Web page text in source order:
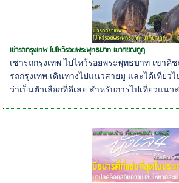
เช่ารถกรุงเทพ ไปไหว้รอยพระพุทธบาท เขาคิชฌกูฏ
เช่ารถกรุงเทพ ไปไหว้รอยพระพุทธบาท เขา
รถกรุงเทพ เดินทางไปแนวสายมู และได้เที่ยว
ว่าเป็นตัวเลือกที่ดีเลย สำหรับการไปเที่ยวแนว